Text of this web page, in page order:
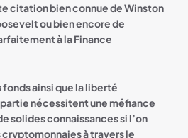
citation bien connue de Winston
ou bien encore de
à la Finance
ainsi que la liberté
nécessitent une méfiance
solides connaissances si l’on
à travers le